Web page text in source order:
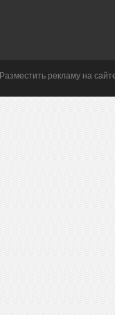
Разместить рекламу на